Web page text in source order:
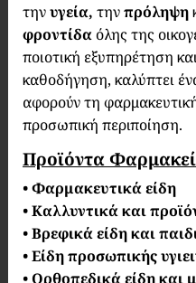
τηνυγεία, τηνπρόληψη
φροντίδαόλης της
ποιοτική εξυπηρέτηση
καθοδήγηση, καλύπτει
αφορούν τη
προσωπική περιποίηση.
Προϊόντα
• Φαρμακευτικά είδη
• Καλλυντικά και
• Βρεφικά είδη και
• Είδη προσωπικής
• Ορθοπεδικά είδη και